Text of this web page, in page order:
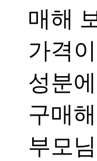
매해
가격
성분
구매
부모